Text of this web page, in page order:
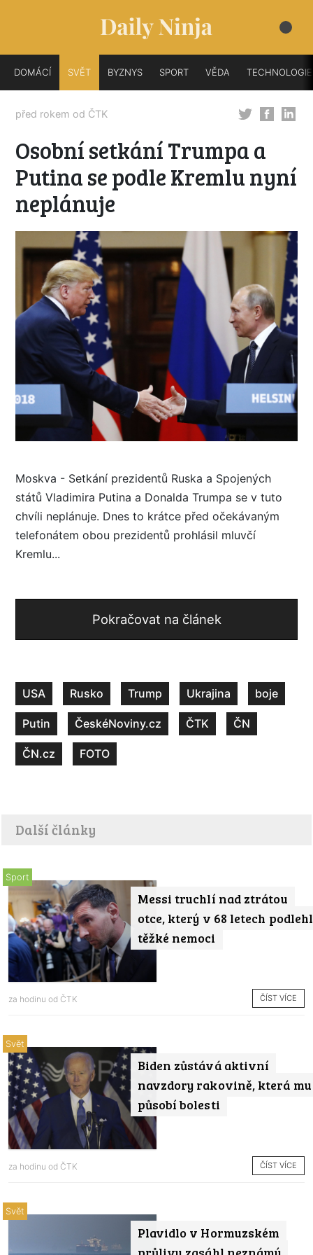
DOMÁCÍ SVĚT BYZNYS SPORT VĚDA TECHNOLOGIE
před rokem od ČTK
Osobní setkání Trumpa a
Putina se podle Kremlu nyní
neplánuje
Moskva - Setkání prezidentů Ruska a Spojených
států Vladimira Putina a Donalda Trumpa se v tuto
chvíli neplánuje. Dnes to krátce před očekávaným
telefonátem obou prezidentů prohlásil mluvčí
Kremlu...
Pokračovat na článek
USA Rusko Trump Ukrajina boje
Putin ČeskéNoviny.cz ČTK ČN
ČN.cz FOTO
Další články
Messi truchlí nad ztrátou
otce, který v 68 letech podlehl
těžké nemoci
Sport
za hodinu od ČTK ČÍST VÍCE
Biden zůstává aktivní
navzdory rakovině, která mu
působí bolesti
Svět
za hodinu od ČTK ČÍST VÍCE
Plavidlo v Hormuzském
Svět